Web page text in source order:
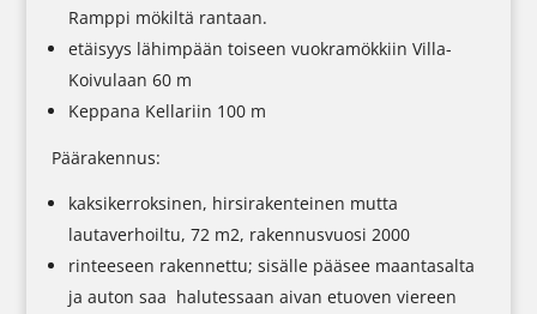
Ramppi mökiltä rantaan.
etäisyys lähimpään toiseen vuokramökkiin Villa-
Koivulaan 60 m
Keppana Kellariin 100 m
Päärakennus:
kaksikerroksinen, hirsirakenteinen mutta
lautaverhoiltu, 72 m2, rakennusvuosi 2000
rinteeseen rakennettu; sisälle pääsee maantasalta
ja auton saa halutessaan aivan etuoven viereen